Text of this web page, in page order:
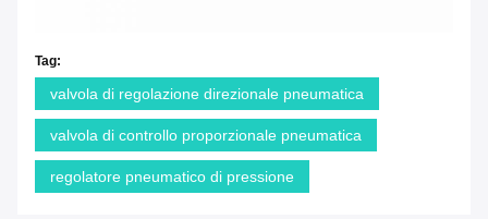
Tag:
valvola di regolazione direzionale pneumatica
valvola di controllo proporzionale pneumatica
regolatore pneumatico di pressione